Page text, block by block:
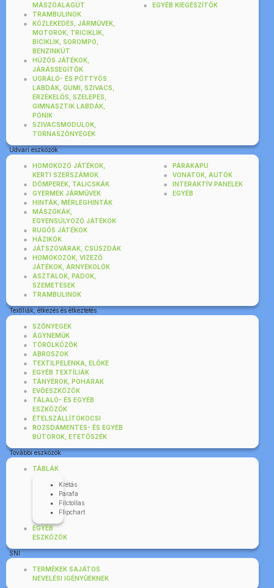
MÁSZÓALAGÚT
TRAMBULINOK
KÖZLEKEDÉS, JÁRMŰVEK,
MOTOROK, TRICIKLIK,
BICIKLIK, SOROMPÓ,
BENZINKÚT
HÚZÓS JÁTÉKOK,
JÁRÁSSEGÍTŐK
UGRÁLÓ- ÉS PÖTTYÖS
LABDÁK, GUMI, SZIVACS,
ÉRZÉKELŐS, SZELEPES,
GIMNASZTIK LABDÁK,
PÓNIK
SZIVACSMODULOK,
TORNASZŐNYEGEK
EGYÉB KIEGÉSZÍTŐK
Udvari eszközök
HOMOKOZÓ JÁTÉKOK,
KERTI SZERSZÁMOK
DÖMPEREK, TALICSKÁK
GYERMEK JÁRMŰVEK
HINTÁK, MÉRLEGHINTÁK
MÁSZÓKÁK,
EGYENSÚLYOZÓ JÁTÉKOK
RUGÓS JÁTÉKOK
HÁZIKÓK
JÁTSZÓVÁRAK, CSÚSZDÁK
HOMOKOZÓK, VIZEZŐ
JÁTÉKOK, ÁRNYÉKOLÓK
ASZTALOK, PADOK,
SZEMETESEK
TRAMBULINOK
PÁRAKAPU
VONATOK, AUTÓK
INTERAKTÍV PANELEK
EGYÉB
Textíliák, étkezés és étkeztetés
SZŐNYEGEK
ÁGYNEMŰK
TÖRÖLKÖZŐK
ABROSZOK
TEXTILPELENKA, ELŐKE
EGYÉB TEXTÍLIÁK
TÁNYÉROK, POHARAK
EVŐESZKÖZÖK
TÁLALÓ- ÉS EGYÉB
ESZKÖZÖK
ÉTELSZÁLLÍTÓKOCSI
ROZSDAMENTES- ÉS EGYÉB
BÚTOROK, ETETŐSZÉK
További eszközök
TÁBLÁK
Krétás
Parafa
Filctollas
Flipchart
EGYÉB
ESZKÖZÖK
SNI
TERMÉKEK SAJÁTOS
NEVELÉSI IGÉNYŰEKNEK